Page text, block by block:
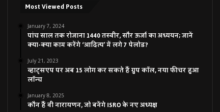
Most Viewed Posts
January 7, 2024
पांच साल तक रोजाना 1440 तस्वीर, सौर ऊर्जा का अध्ययन; जानें
क्या-क्या काम करेंगे ‘आदित्य’ में लगे 7 पेलोड?
July 21, 2023
व्हाट्सएप पर अब 15 लोग कर सकते हैं ग्रुप कॉल, नया फीचर हुआ
लॉन्च
January 8, 2025
कौन हैं वी नारायणन, जो बनेंगे ISRO के नए अध्यक्ष